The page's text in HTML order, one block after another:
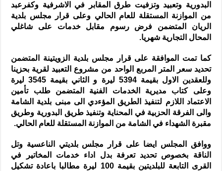
البدورية وتعبيد وتزفيت طرق المقابر في الاشرفية وكفرعبد
من الموازنة المستقلة للعام الحالي وعلى قرار مجلس بلدية
الريان المتضمن فرض رسوم مقابل خدمات على شاغلي
المحال التجارية شهريا.
كما تمت الموافقة على قرار مجلس بلدية الزويتينة المتضمن
تحديد سعر المتر المربع الواحد من مشروع التعبيد لقرية بحزينا
وللعقدين الاول بقيمة 5394 ليرة و الثاني بقيمة 3545 ليرة
وعلى كتاب مديرية الخدمات الفنية المتضمن طلب تأمين
الاعتماد اللازم لتنفيذ الطريق المؤءدي الى مبنى بلدية الشامة
والى الفرقة الحزبية في المحناية وتنفيذ طريق البدورية وطريق
مقبرة الشهداء في الشامة من الموازنة المستقلة للعام الحالي.
ووافق المجلس ايضا على قرار مجلس بلديتي الناعسية وتل
الناقة بخصوص تحديد تعرفة بدل اداء خدمات المخاتير في
القرى التابعة للبلديتين بقيمة 100 ليرة مطالبا باعادة تشكيل